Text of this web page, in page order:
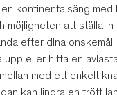
kontinentalsäng med
möjligheten att ställa in
efter dina önskemål.
upp eller hitta en
med ett enkelt